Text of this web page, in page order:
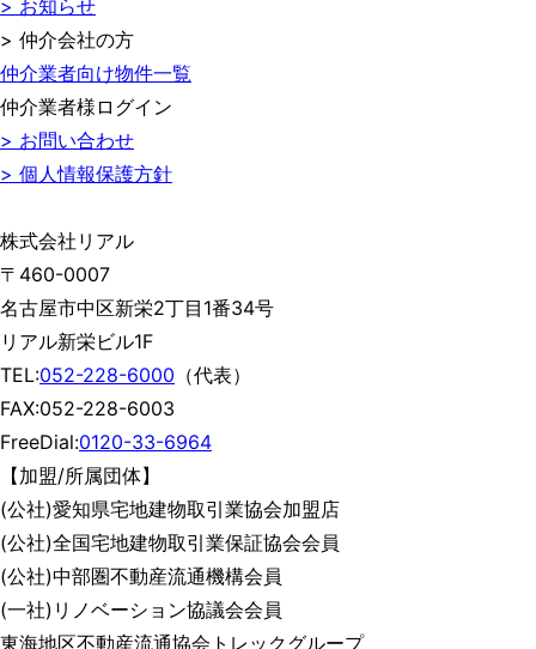
> お知らせ
> 仲介会社の方
仲介業者向け物件一覧
仲介業者様ログイン
> お問い合わせ
> 個人情報保護方針
株式会社リアル
〒460-0007
名古屋市中区新栄2丁目1番34号
リアル新栄ビル1F
TEL:052-228-6000 （代表）
FAX:052-228-6003
FreeDial:0120-33-6964
【加盟/所属団体】
(公社)愛知県宅地建物取引業協会加盟店
(公社)全国宅地建物取引業保証協会会員
(公社)中部圏不動産流通機構会員
(一社)リノベーション協議会会員
東海地区不動産流通協会トレックグループ